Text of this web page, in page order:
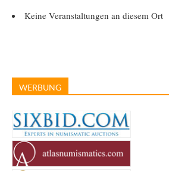
Keine Veranstaltungen an diesem Ort
WERBUNG